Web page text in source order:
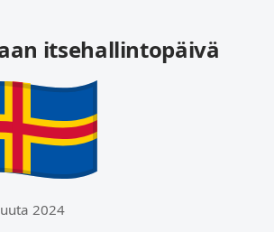
itsehallintopäivä
2024